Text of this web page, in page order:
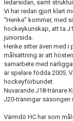
ledarsidan, samt
Vi har redan gjort klart
“Henke” kommer, med
hockeykunskap, att ta
juniorsida.
Henke sitter även med
målsättning är att
samarbete med
är spelare födda 2005.
hockeyförbundet.
Nuvarande J18-tränare
J20-träningar säsongen
Värmdö HC har som